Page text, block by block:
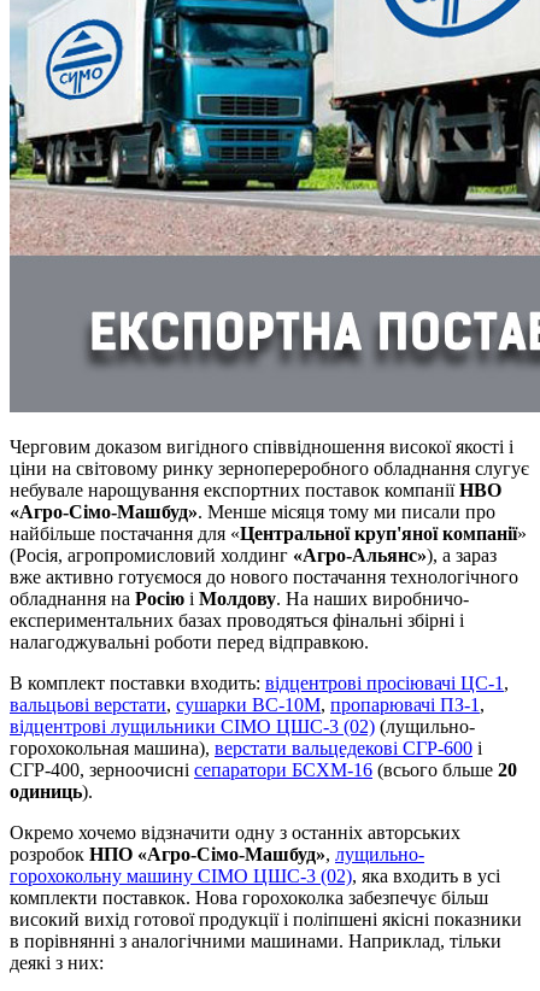
Черговим доказом вигідного співвідношення високої якості і
ціни на світовому ринку зернопереробного обладнання слугує
небувале нарощування експортних поставок компаніїНВО
«Агро-Сімо-Машбуд». Менше місяця тому ми писали про
найбільше постачання для «Центральної круп'яної компанії»
(Росія, агропромисловий холдинг «Агро-Альянс»), а зараз
вже активно готуємося до нового постачання технологічного
обладнання на Росію і Молдову. На наших виробничо-
експериментальних базах проводяться фінальні збірні і
налагоджувальні роботи перед відправкою.
В комплект поставки входить: відцентрові просіювачі ЦС-1 ,
вальцьові верстати, сушарки ВС-10М, пропарювачі ПЗ-1 ,
відцентрові лущильники СІМО ЦШС-3 (02) (лущильно-
горохокольная машина), верстати вальцедекові СГР-600 і
СГР-400, зерноочисні сепаратори БСХМ-16 (всього бльше 20
одиниць).
Окремо хочемо відзначити одну з останніх авторських
розробок НПО «Агро-Сімо-Машбуд», лущильно-
горохокольну машину СІМО ЦШС-3 (02), яка входить в усі
комплекти поставкок. Нова горохоколка забезпечує більш
високий вихід готової продукції і поліпшені якісні показники
в порівнянні з аналогічними машинами. Наприклад, тільки
деякі з них: